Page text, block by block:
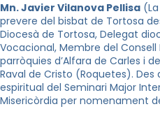
Mn. Javier Vilanova Pellisa
prevere del bisbat de Tortosa
Diocesà de Tortosa, Delegat
Vocacional, Membre del Consell
parròquies d’Alfara de Carles i
Raval de Cristo (Roquetes).
espiritual del Seminari Major
Misericòrdia per nomenament